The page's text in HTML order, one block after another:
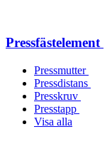
Pressfästelement
Pressmutter
Pressdistans
Presskruv
Presstapp
Visa alla